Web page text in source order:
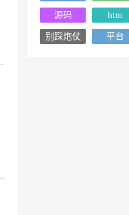
源码 htm
别踩炮仗 平台